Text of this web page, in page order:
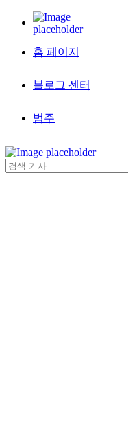
홈 페이지
블로그 센터
범주